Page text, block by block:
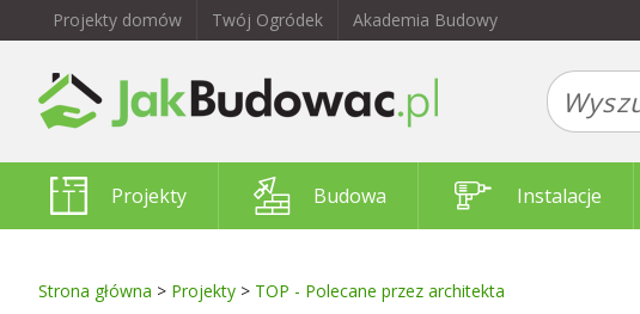
Projekty domów Twój Ogródek Akademia Budowy
Projekty Budowa Instalacje
Strona główna > Projekty > TOP - Polecane przez architekta